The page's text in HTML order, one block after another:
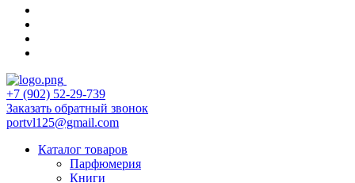
+7 (902) 52-29-739
Заказать обратный звонок
portvl125@gmail.com
Каталог товаров
Парфюмерия
Книги